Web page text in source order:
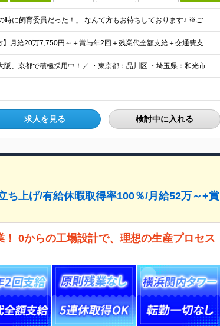
■未経験OK ■学歴不問 「小学生の時に飼育委員だった！」 なんて方もお待ちしております♪ ※ご自宅でのペット飼育について※ ご自宅でげっ歯類・ウサギのペット飼育を禁止しております。当社業務では清
★賞与年2回あり★ 【未経験の方】月給20万7,750円～＋賞与年2回＋残業代全額支給＋交通費支給 【生物系大卒の方】月給21万3,750円～＋賞与年2回＋残業代全額支給＋交通費支給 ★手当が充実
＼東京、埼玉、神奈川、愛知、大阪、京都で積極採用中！／ ・東京都：品川区 ・埼玉県：和光市 ・神奈川県：横浜市戸塚区、藤沢市 ・茨城県：つくば市 Lマイカー通勤OK！ ・愛知県：犬山市
求人を見る 検討中に入れる
ち上げ/有給休暇取得率100％/月給52万～+賞
！ 0からの工場設計で、理想の生産プロセス